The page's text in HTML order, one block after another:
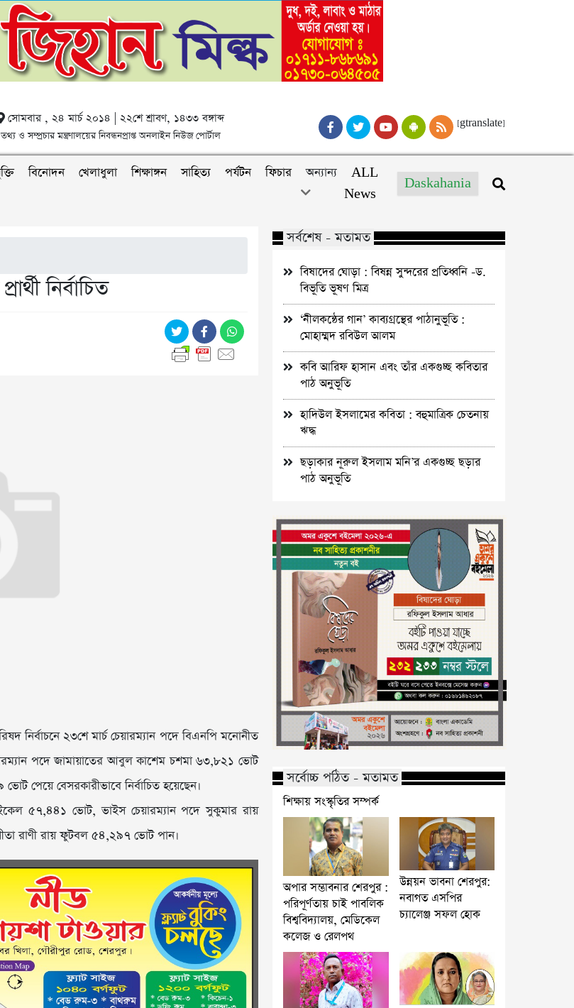
সোমবার , ২৪ মার্চ ২০১৪ | ২২শে শ্রাবণ, ১৪৩৩ বঙ্গাব্দ
তথ্য ও সম্প্রচার মন্ত্রণালয়ের নিবন্ধনপ্রাপ্ত অনলাইন নিউজ পোর্টাল
[gtranslate]
বিনোদন খেলাধুলা শিক্ষাঙ্গন সাহিত্য পর্যটন ফিচার অন্যান্য
ALL
News
Daskahania
নির্বাচিত
নির্বাচনে ২৩শে মার্চ চেয়ারম্যান পদে বিএনপি মনোনীত
পদে জামায়াতের আবুল কাশেম চশমা ৬৩,৮২১ ভোট
পেয়ে বেসরকারীভাবে নির্বাচিত হয়েছেন।
৫৭,৪৪১ ভোট, ভাইস চেয়ারম্যান পদে সুকুমার রায়
রাণী রায় ফুটবল ৫৪,২৯৭ ভোট পান।
সর্বশেষ - মতামত
বিষাদের ঘোড়া : বিষন্ন সুন্দরের প্রতিধ্বনি -ড.
বিভূতি ভূষণ মিত্র
‘নীলকন্ঠের গান’ কাব্যগ্রন্থের পাঠানুভূতি :
মোহাম্মদ রবিউল আলম
কবি আরিফ হাসান এবং তাঁর একগুচ্ছ কবিতার
পাঠ অনুভূতি
হাদিউল ইসলামের কবিতা : বহুমাত্রিক চেতনায়
ঋদ্ধ
ছড়াকার নূরুল ইসলাম মনি’র একগুচ্ছ ছড়ার
পাঠ অনুভূতি
সর্বোচ্চ পঠিত - মতামত
শিক্ষায় সংস্কৃতির সম্পর্ক
অপার সম্ভাবনার শেরপুর :
পরিপূর্ণতায় চাই পাবলিক
বিশ্ববিদ্যালয়, মেডিকেল
কলেজ ও রেলপথ
উন্নয়ন ভাবনা শেরপুর:
নবাগত এসপির
চ্যালেঞ্জ সফল হোক